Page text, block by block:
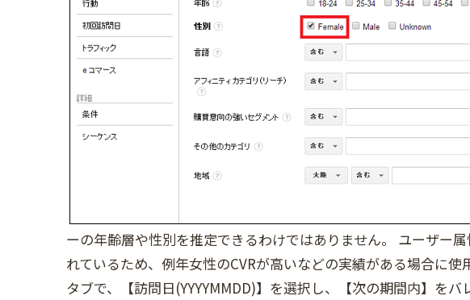
ーの年齢層や性別を推定できるわけではありません。 ユーザー
れているため、例年女性のCVRが高いなどの実績がある場合に使
タブで、【訪問日(YYYYMMDD)】を選択し、【次の期間内】を